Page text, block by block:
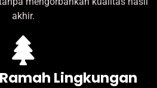
akhir.
Lingkungan